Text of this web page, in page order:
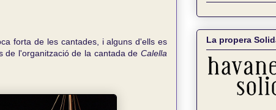
forta de les cantades, i alguns d'ells es
de l'organització de la cantada de Calella
La propera